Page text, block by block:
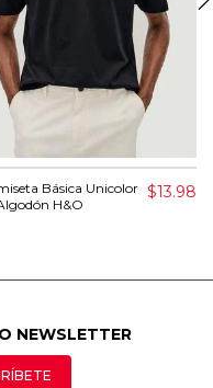
Básica Unicolor
H&O
$13.98
NEWSLETTER